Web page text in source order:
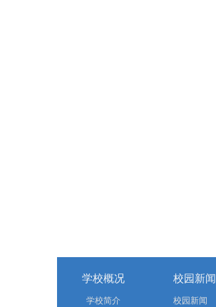
学校概况
学校简介
校园新闻
校园新闻